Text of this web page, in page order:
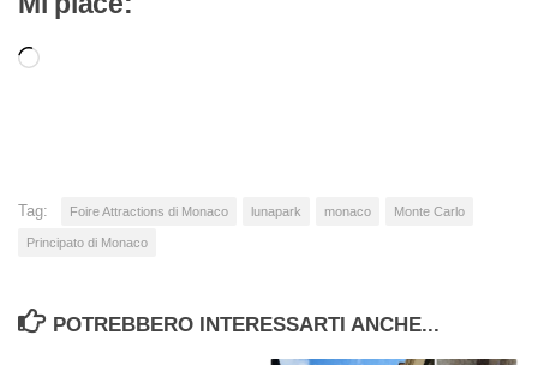
Caricamento
Tag: Foire Attractions di Monaco lunapark monaco Monte Carlo
Principato di Monaco
POTREBBERO INTERESSARTI ANCHE...